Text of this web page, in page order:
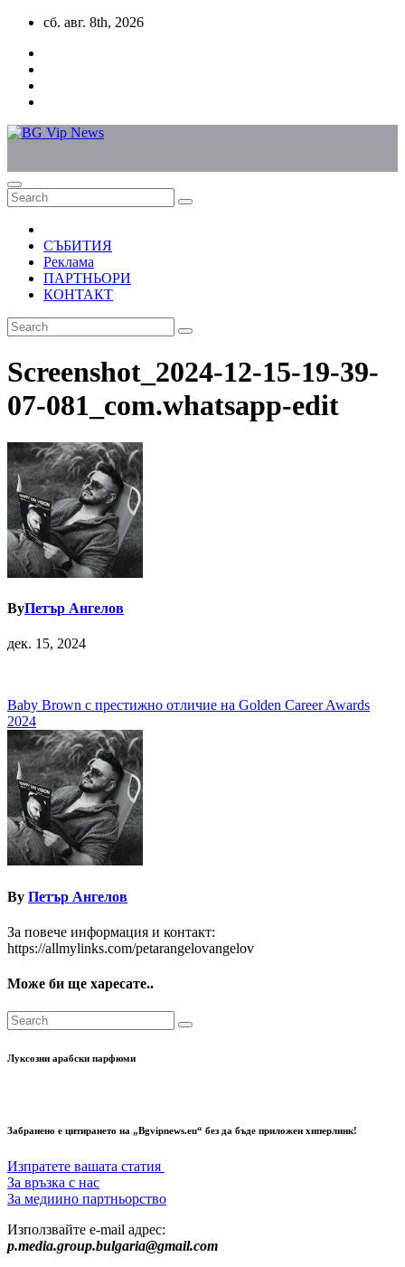
Skip
content
сб. авг. 8th, 2026
СЪБИТИЯ
Реклама
ПАРТНЬОРИ
КОНТАКТ
Screenshot_2024-12-15-19-39-
07-081_com.whatsapp-edit
ByПетър Ангелов
дек. 15, 2024
Навигация
Baby Brown с престижно отличие на Golden Career Awards
2024
By Петър Ангелов
За повече информация и контакт:
https://allmylinks.com/petarangelovangelov
Може би ще харесате..
Луксозни арабски парфюми
Забранено е цитирането на „Bgvipnews.eu“ без да бъде приложен хиперлинк!
Изпратете вашата статия
За връзка с нас
За медиино партньорство
Използвайте e-mail адрес:
p.media.group.bulgaria@gmail.com